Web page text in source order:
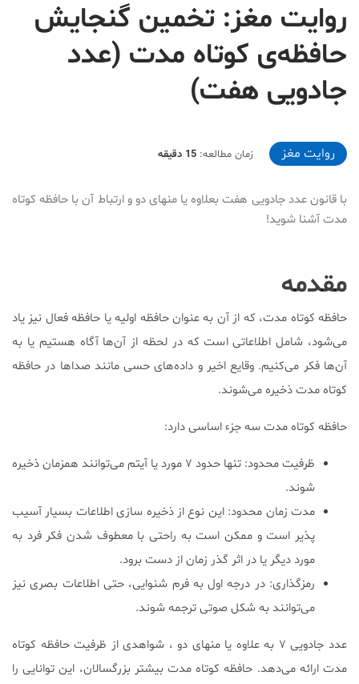
روایت مغز: تخمین گنجایش
حافظه‌ی کوتاه مدت (عدد
جادویی هفت)
2020-02-06T22:56:10+03:30
روایت مغز زمان مطالعه: 15 دقیقه
با قانون عدد جادویی هفت بعلاوه یا منهای دو و ارتباط آن با حافظه کوتاه
مدت آشنا شوید!
مقدمه
حافظه کوتاه مدت، که از آن به عنوان حافظه اولیه یا حافظه فعال نیز یاد
می‌شود، شامل اطلاعاتی است که در لحظه از آن‌ها آگاه هستیم یا به
آن‌ها فکر می‌کنیم. وقایع اخیر و داده‌های حسی مانند صداها در حافظه
کوتاه مدت ذخیره می‌شوند.
حافظه کوتاه مدت سه جزء اساسی دارد:
ظرفیت محدود: تنها حدود ۷ مورد یا آیتم می‌توانند همزمان ذخیره
شوند.
مدت زمان محدود: این نوع از ذخیره سازی اطلاعات بسیار آسیب
پذیر است و ممکن است به راحتی با معطوف شدن فکر فرد به
مورد دیگر یا در اثر گذر زمان از دست برود.
رمزگذاری: در درجه اول به فرم شنوایی، حتی اطلاعات بصری نیز
می‌توانند به شکل صوتی ترجمه شوند.
عدد جادویی ۷ به علاوه یا منهای دو ، شواهدی از ظرفیت حافظه کوتاه
مدت ارائه می‌دهد. حافظه کوتاه مدت بیشتر بزرگسالان، این توانایی را